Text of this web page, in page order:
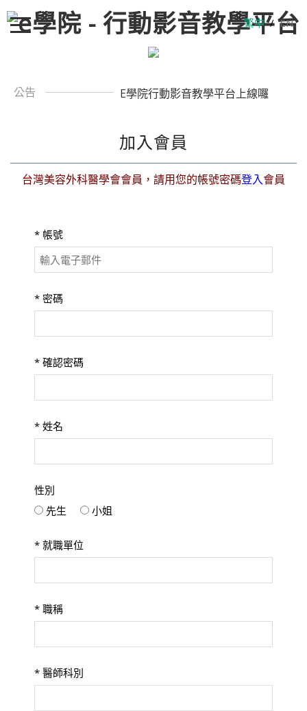
繁中 / EN
公告 E學院行動影音教學平台上線囉
加入會員
台灣美容外科醫學會會員，請用您的帳號密碼登入會員
* 帳號
* 密碼
* 確認密碼
* 姓名
性別
先生
小姐
* 就職單位
* 職稱
* 醫師科別